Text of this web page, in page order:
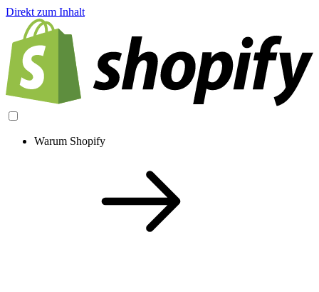
Direkt zum Inhalt
Warum Shopify